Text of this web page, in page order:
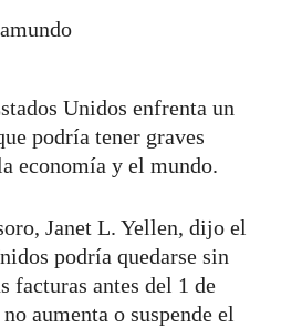
Unidos enfrenta un
podría tener graves
economía y el mundo.
Janet L. Yellen, dijo el
podría quedarse sin
facturas antes del 1 de
aumenta o suspende el